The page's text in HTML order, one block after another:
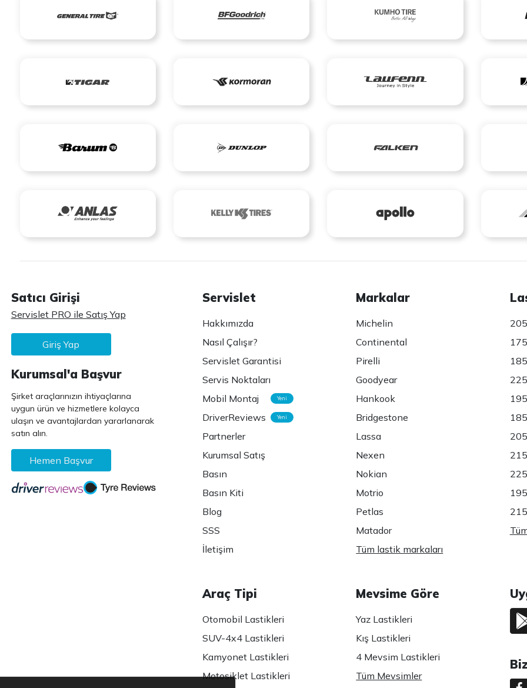
Satıcı Girişi
Servislet PRO ile Satış Yap
Giriş Yap
Kurumsal'a Başvur
Şirket araçlarınızın ihtiyaçlarına
uygun ürün ve hizmetlere kolayca
ulaşın ve avantajlardan yararlanarak
satın alın.
Hemen Başvur
Servislet
Hakkımızda
Nasıl Çalışır?
Servislet Garantisi
Servis Noktaları
Mobil Montaj
Yeni
DriverReviews Yeni
Partnerler
Kurumsal Satış
Basın
Basın Kiti
Blog
SSS
İletişim
Markalar
Michelin
Continental
Pirelli
Goodyear
Hankook
Bridgestone
Lassa
Nexen
Nokian
Motrio
Petlas
Matador
Tüm lastik markaları
Araç Tipi
Otomobil Lastikleri
SUV-4x4 Lastikleri
Kamyonet Lastikleri
Motosiklet Lastikleri
Mevsime Göre
Yaz Lastikleri
Kış Lastikleri
4 Mevsim Lastikleri
Tüm Mevsimler